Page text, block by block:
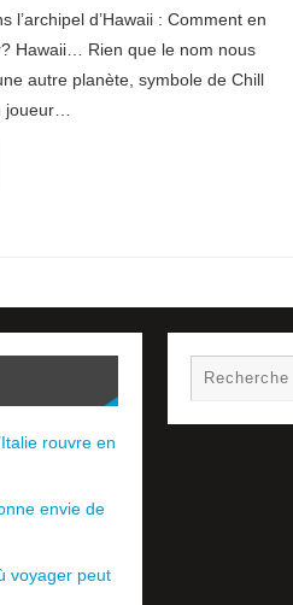
l’archipel d’Hawaii : Comment en
Hawaii… Rien que le nom nous
autre planète, symbole de Chill
joueur…
rouvre en
envie de
voyager peut